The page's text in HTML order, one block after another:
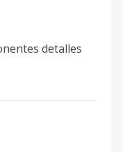
detalles